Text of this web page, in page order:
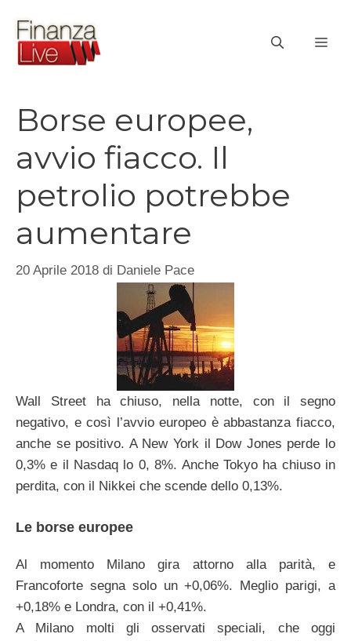
contenuto
Borse europee,
avvio fiacco. Il
petrolio potrebbe
aumentare
20 Aprile 2018 di Daniele Pace
Wall Street ha chiuso, nella notte, con il segno
negativo, e così l’avvio europeo è abbastanza fiacco,
anche se positivo. A New York il Dow Jones perde lo
0,3% e il Nasdaq lo 0, 8%. Anche Tokyo ha chiuso in
perdita, con il Nikkei che scende dello 0,13%.
Le borse europee
Al momento Milano gira attorno alla parità, e
Francoforte segna solo un +0,06%. Meglio parigi, a
+0,18% e Londra, con il +0,41%.
A Milano molti gli osservati speciali, che oggi